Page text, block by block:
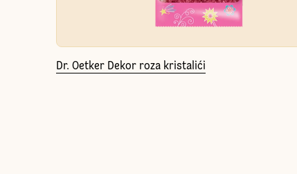
Dr. Oetker Dekor roza kristalići